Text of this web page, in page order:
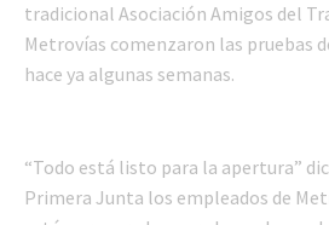
tradicional Asociación Amigos del
Metrovías comenzaron las pruebas
hace ya algunas semanas.
“Todo está listo para la apertura”
Primera Junta los empleados de